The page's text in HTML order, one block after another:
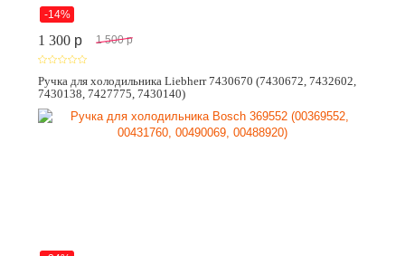
-14%
1 300 p 1 500 p
Ручка для холодильника Liebherr 7430670 (7430672, 7432602,
7430138, 7427775, 7430140)